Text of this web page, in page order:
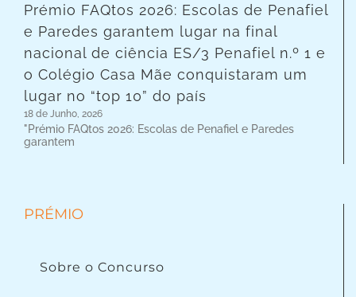
Prémio FAQtos 2026: Escolas de Penafiel
e Paredes garantem lugar na final
nacional de ciência ES/3 Penafiel n.º 1 e
o Colégio Casa Mãe conquistaram um
lugar no “top 10” do país
18 de Junho, 2026
"Prémio FAQtos 2026: Escolas de Penafiel e Paredes
garantem
PRÉMIO
Sobre o Concurso